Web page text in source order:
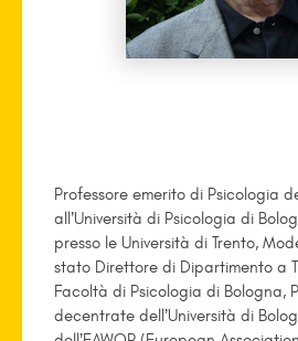
Professore emerito di Psicologia
all’Università di Psicologia di
presso le Università di Trento,
stato Direttore di Dipartimento a
Facoltà di Psicologia di Bologna,
decentrate dell’Università di